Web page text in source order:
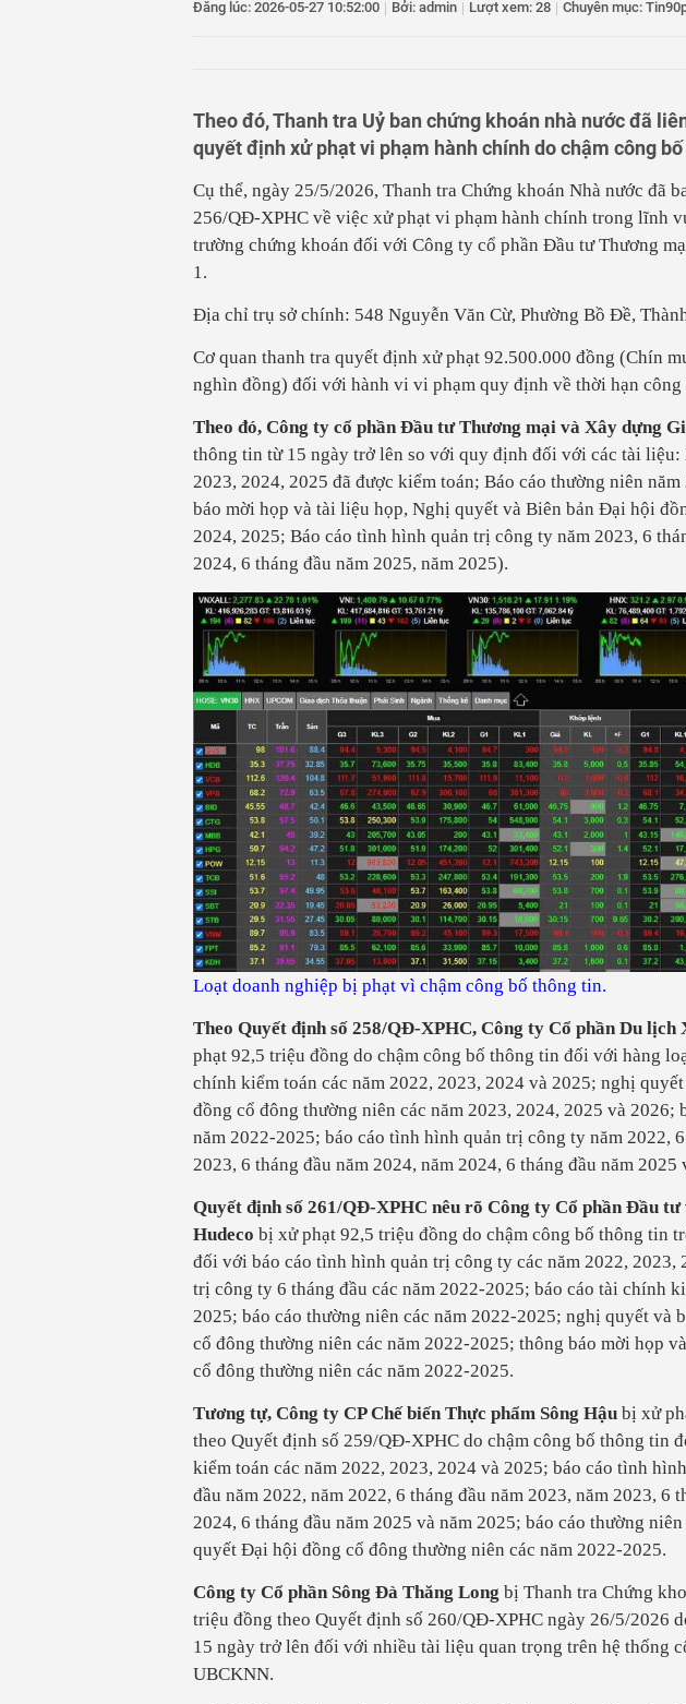
ý
xử lý
14
Thứ trưởng Bộ Giáo dục và Đào tạo: Không cần
thi lại tại Tuyên Quang
Đăng lúc: 2026-05-27 10:52:00 | Bởi: admin | Lượt xem: 28 | Chuyên mục:
Theo đó, Thanh tra Uỷ ban chứng khoán nhà nước đã
quyết định xử phạt vi phạm hành chính do chậm công
Cụ thể, ngày 25/5/2026, Thanh tra Chứng khoán Nhà nước đã
256/QĐ-XPHC về việc xử phạt vi phạm hành chính trong lĩnh
trường chứng khoán đối với Công ty cổ phần Đầu tư Thương
1.
Địa chỉ trụ sở chính: 548 Nguyễn Văn Cừ, Phường Bồ Đề,
Cơ quan thanh tra quyết định xử phạt 92.500.000 đồng (Chín
nghìn đồng) đối với hành vi vi phạm quy định về thời hạn công
Theo đó, Công ty cổ phần Đầu tư Thương mại và Xây dựng
thông tin từ 15 ngày trở lên so với quy định đối với các tài liệu:
2023, 2024, 2025 đã được kiểm toán; Báo cáo thường niên
báo mời họp và tài liệu họp, Nghị quyết và Biên bản Đại hội
2024, 2025; Báo cáo tình hình quản trị công ty năm 2023, 6
2024, 6 tháng đầu năm 2025, năm 2025).
Loạt doanh nghiệp bị phạt vì chậm công bố thông tin.
Theo Quyết định số 258/QĐ-XPHC, Công ty Cổ phần Du lịch
phạt 92,5 triệu đồng do chậm công bố thông tin đối với hàng
chính kiểm toán các năm 2022, 2023, 2024 và 2025; nghị
đồng cổ đông thường niên các năm 2023, 2024, 2025 và 2026;
năm 2022-2025; báo cáo tình hình quản trị công ty năm 2022,
2023, 6 tháng đầu năm 2024, năm 2024, 6 tháng đầu năm 2025
Quyết định số 261/QĐ-XPHC nêu rõ Công ty Cổ phần Đầu
Hudeco bị xử phạt 92,5 triệu đồng do chậm công bố thông tin
đối với báo cáo tình hình quản trị công ty các năm 2022, 2023,
trị công ty 6 tháng đầu các năm 2022-2025; báo cáo tài chính
2025; báo cáo thường niên các năm 2022-2025; nghị quyết và
cổ đông thường niên các năm 2022-2025; thông báo mời họp
cổ đông thường niên các năm 2022-2025.
Tương tự, Công ty CP Chế biến Thực phẩm Sông Hậu bị xử
theo Quyết định số 259/QĐ-XPHC do chậm công bố thông tin
kiểm toán các năm 2022, 2023, 2024 và 2025; báo cáo tình
đầu năm 2022, năm 2022, 6 tháng đầu năm 2023, năm 2023, 6
2024, 6 tháng đầu năm 2025 và năm 2025; báo cáo thường
quyết Đại hội đồng cổ đông thường niên các năm 2022-2025.
Công ty Cổ phần Sông Đà Thăng Long bị Thanh tra Chứng
triệu đồng theo Quyết định số 260/QĐ-XPHC ngày 26/5/2026
15 ngày trở lên đối với nhiều tài liệu quan trọng trên hệ thống
UBCKNN.